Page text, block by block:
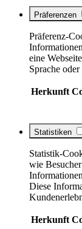
Präferenzen
Präferenz-
eine
Sprache
Herkunft
Statistiken
Statistik-
wie
Diese
Herkunft